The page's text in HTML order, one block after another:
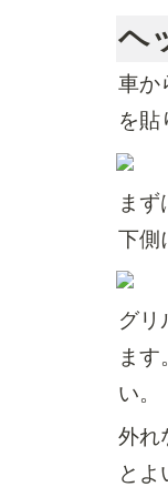
ヘ
車か
を貼
ま
下側
グリ
ま
い。
外れ
と